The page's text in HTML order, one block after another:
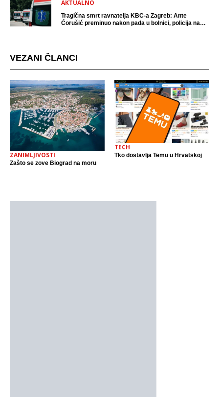
AKTUALNO
Tragična smrt ravnatelja KBC-a Zagreb: Ante
Ćorušić preminuo nakon pada u bolnici, policija na
VEZANI ČLANCI
ZANIMLJIVOSTI
Zašto se zove Biograd na moru
TECH
Tko dostavlja Temu u Hrvatskoj